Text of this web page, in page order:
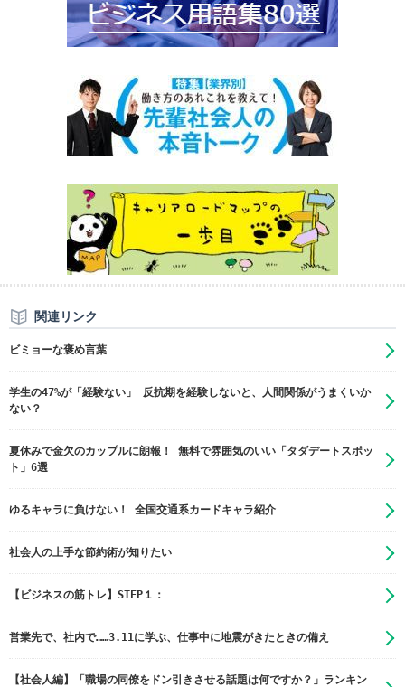
関連リンク
ビミョーな褒め言葉
学生の47%が「経験ない」 反抗期を経験しないと、人間関係がうまくいか
ない？
夏休みで金欠のカップルに朗報！ 無料で雰囲気のいい「タダデートスポッ
ト」6選
ゆるキャラに負けない！ 全国交通系カードキャラ紹介
社会人の上手な節約術が知りたい
【ビジネスの筋トレ】STEP１：
営業先で、社内で……3.11に学ぶ、仕事中に地震がきたときの備え
【社会人編】「職場の同僚をドン引きさせる話題は何ですか？」ランキン